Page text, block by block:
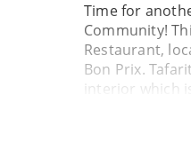
Time for
Community!
Restaurant,
Bon Prix.
interior which